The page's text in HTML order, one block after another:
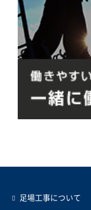
足場工事について